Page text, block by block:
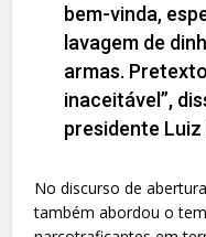
bem-vinda,
lavagem de
armas.
inaceitável”,
presidente Luiz
No discurso de
também abordou o